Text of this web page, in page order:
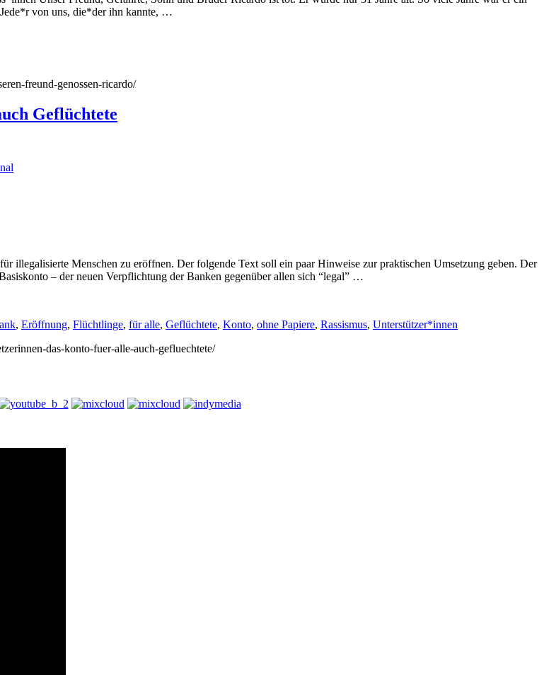
von uns, die*der ihn kannte, …
freund-genossen-ricardo/
Geflüchtete
illegalisierte Menschen zu eröffnen. Der folgende Text soll ein paar Hinweise zur praktischen Umsetzung geben. Der
– der neuen Verpflichtung der Banken gegenüber allen sich “legal” …
, Eröffnung, Flüchtlinge, für alle, Geflüchtete, Konto, ohne Papiere, Rassismus, Unterstützer*innen
das-konto-fuer-alle-auch-gefluechtete/